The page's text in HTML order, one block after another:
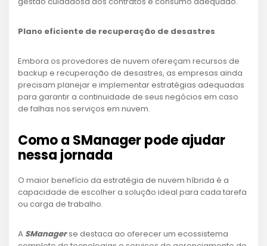
Plano eficiente de recuperação de desastres
Embora os provedores de nuvem ofereçam recursos de
backup e recuperação de desastres, as empresas ainda
precisam planejar e implementar estratégias adequadas
para garantir a continuidade de seus negócios em caso
de falhas nos serviços em nuvem.
Como a SManager pode ajudar
nessa jornada
O maior benefício da estratégia de nuvem híbrida é a
capacidade de escolher a solução ideal para cada tarefa
ou carga de trabalho.
A SManagerse destaca ao oferecer um ecossistema